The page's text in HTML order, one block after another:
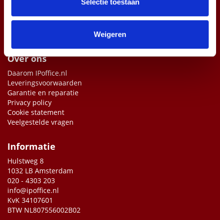
informatie die u aan ze heeft verstrekt of die ze hebben
Selectie toestaan
Weigeren
Over ons
Daarom IPoffice.nl
Leveringsvoorwaarden
Garantie en reparatie
Privacy policy
Cookie statement
Veelgestelde vragen
Informatie
Hulstweg 8
1032 LB Amsterdam
020 - 4303 203
info@ipoffice.nl
KvK 34107601
BTW NL807556002B02